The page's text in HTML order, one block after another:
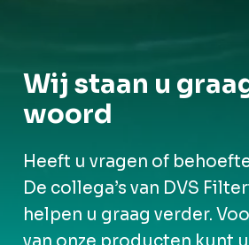
Wij staan u
woord
Heeft u vragen of
De collega’s van DVS
helpen u graag verder.